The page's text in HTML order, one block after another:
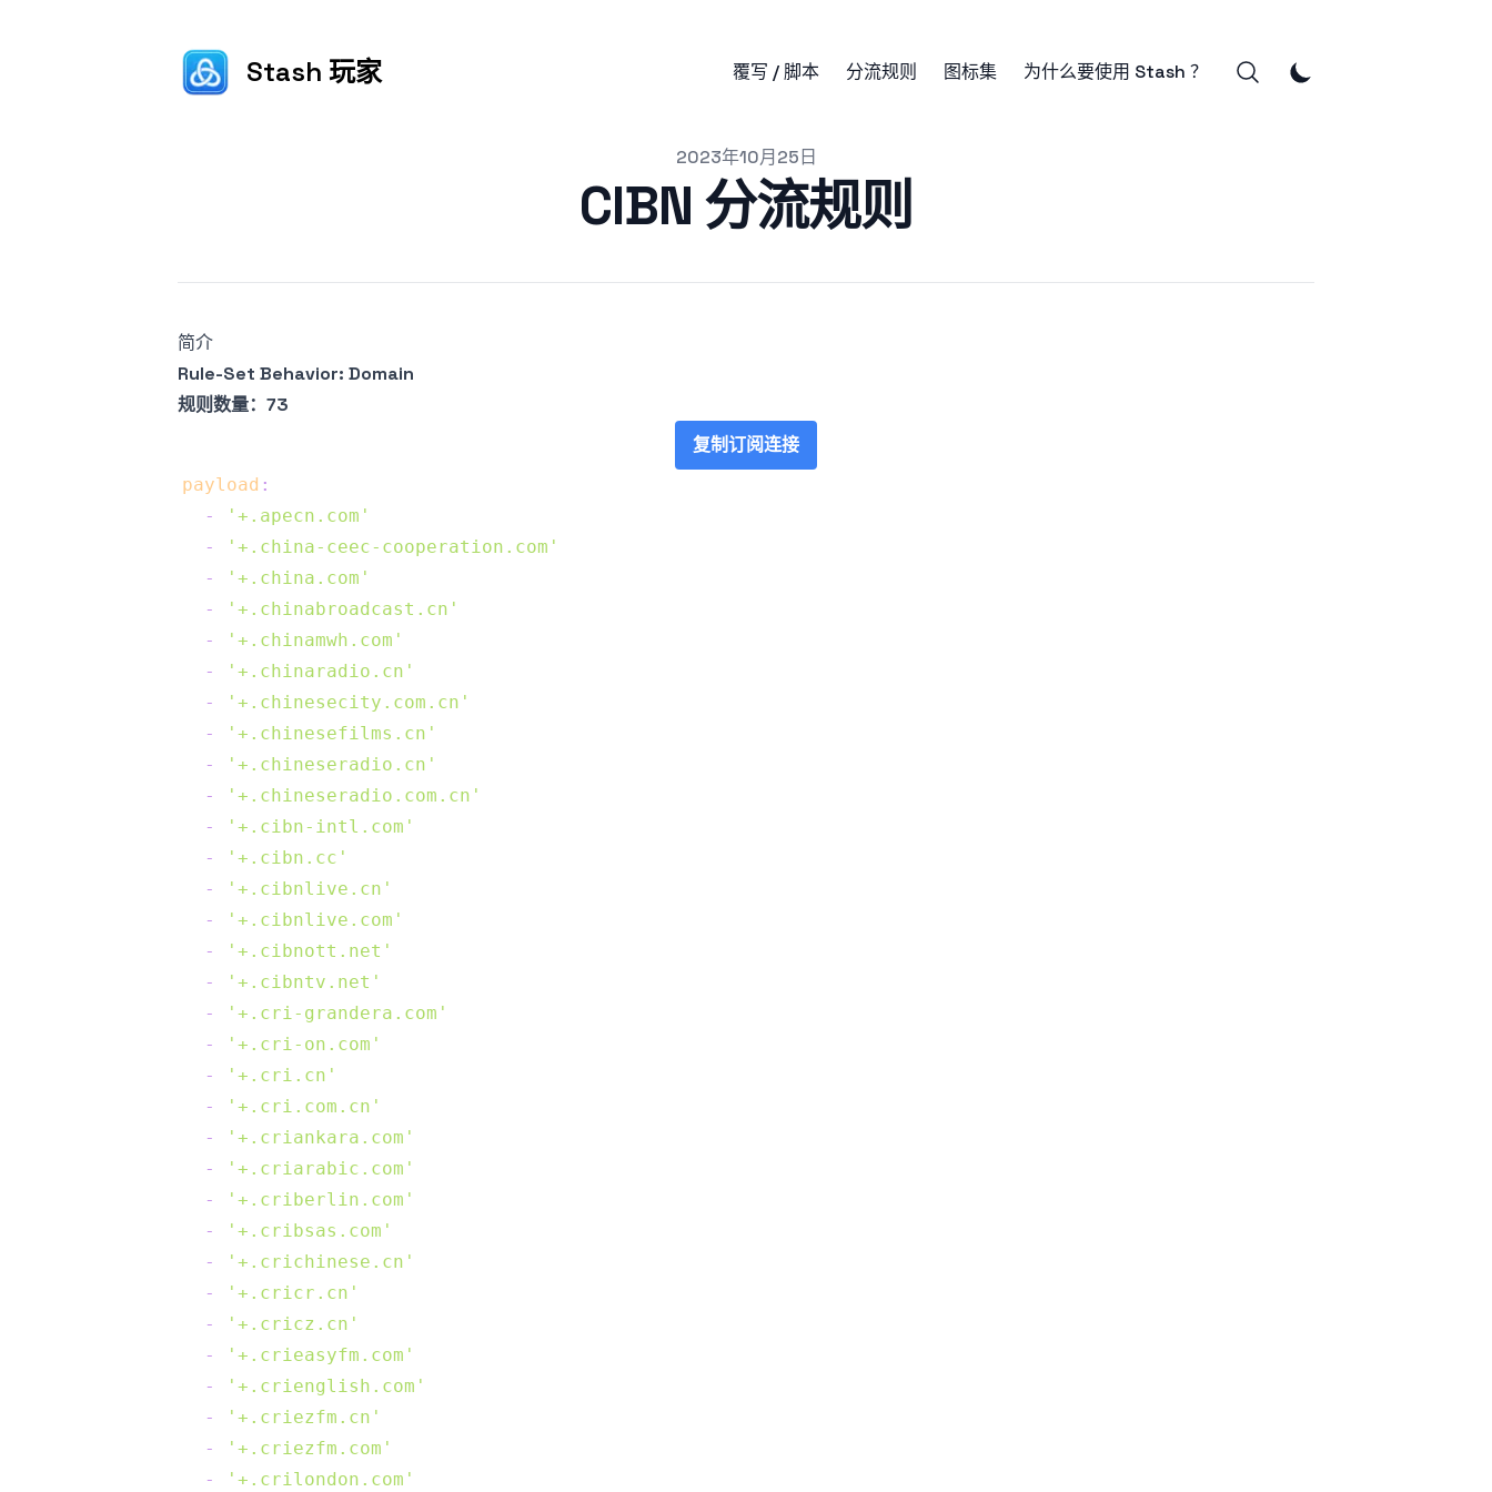
Stash 玩家 覆写 / 脚本 分流规则 图标集 为什么要使用 Stash ？
2023年10月25日
CIBN 分流规则
简介
Rule-Set Behavior: Domain
规则数量：73
复制订阅连接
payload :
-
'+.apecn.com'
-
'+.china-ceec-cooperation.com'
-
'+.china.com'
-
'+.chinabroadcast.cn'
-
'+.chinamwh.com'
-
'+.chinaradio.cn'
-
'+.chinesecity.com.cn'
-
'+.chinesefilms.cn'
-
'+.chineseradio.cn'
-
'+.chineseradio.com.cn'
-
'+.cibn-intl.com'
-
'+.cibn.cc'
-
'+.cibnlive.cn'
-
'+.cibnlive.com'
-
'+.cibnott.net'
-
'+.cibntv.net'
-
'+.cri-grandera.com'
-
'+.cri-on.com'
-
'+.cri.cn'
-
'+.cri.com.cn'
-
'+.criankara.com'
-
'+.criarabic.com'
-
'+.criberlin.com'
-
'+.cribsas.com'
-
'+.crichinese.cn'
-
'+.cricr.cn'
-
'+.cricz.cn'
-
'+.crieasyfm.com'
-
'+.crienglish.com'
-
'+.criezfm.cn'
-
'+.criezfm.com'
-
'+.crilondon.com'